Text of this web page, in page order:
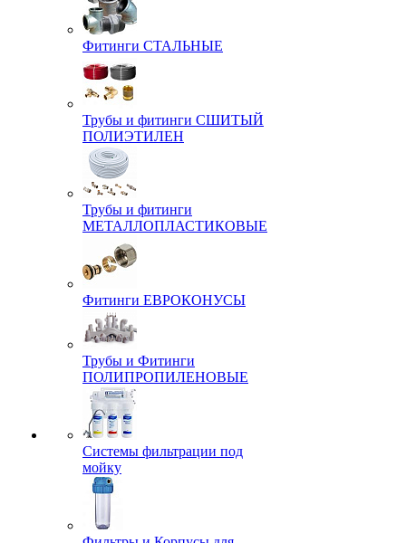
Фитинги СТАЛЬНЫЕ
Трубы и фитинги СШИТЫЙ
ПОЛИЭТИЛЕН
Трубы и фитинги
МЕТАЛЛОПЛАСТИКОВЫЕ
Фитинги ЕВРОКОНУСЫ
Трубы и Фитинги
ПОЛИПРОПИЛЕНОВЫЕ
Системы фильтрации под
мойку